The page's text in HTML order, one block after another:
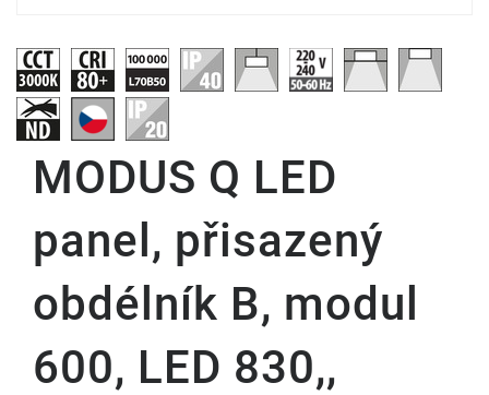
MODUS Q LED
panel, přisazený
obdélník B, modul
600, LED 830,,